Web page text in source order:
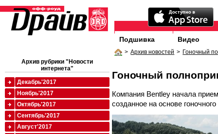
Подшивка Видео
> Архив новостей > Гоночный
Гоночный
Компания Bentley начала
созданное на основе
Архив рубрики "Новости
интернета"
Декабрь'2017
Ноябрь'2017
Октябрь'2017
Сентябрь'2017
Август'2017